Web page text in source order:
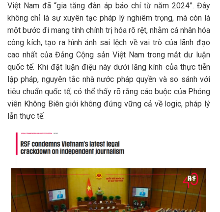
Việt Nam đã “gia tăng đàn áp báo chí từ năm 2024”. Đây
không chỉ là sự xuyên tạc pháp lý nghiêm trọng, mà còn là
một bước đi mang tính chính trị hóa rõ rệt, nhằm cá nhân hóa
công kích, tạo ra hình ảnh sai lệch về vai trò của lãnh đạo
cao nhất của Đảng Cộng sản Việt Nam trong mắt dư luận
quốc tế. Khi đặt luận điệu này dưới lăng kính của thực tiễn
lập pháp, nguyên tắc nhà nước pháp quyền và so sánh với
tiêu chuẩn quốc tế, có thể thấy rõ rằng cáo buộc của Phóng
viên Không Biên giới không đứng vững cả về logic, pháp lý
lẫn thực tế.